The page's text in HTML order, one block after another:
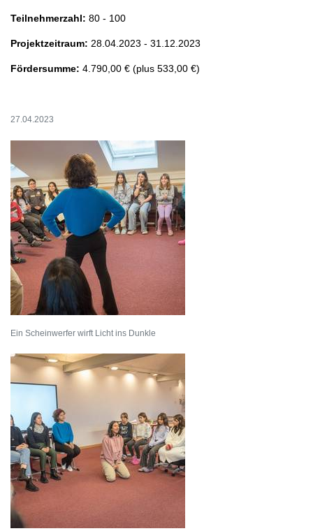
Teilnehmerzahl: 80 - 100
Projektzeitraum: 28.04.2023 - 31.12.2023
Fördersumme: 4.790,00 € (plus 533,00 €)
27.04.2023
Ein Scheinwerfer wirft Licht ins Dunkle